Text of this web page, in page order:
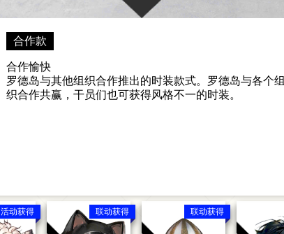
合作款
合作愉快
罗德岛与其他组织合作推出的时装款式。罗德岛与各个组
织合作共赢，干员们也可获得风格不一的时装。
活动获得 联动获得 联动获得